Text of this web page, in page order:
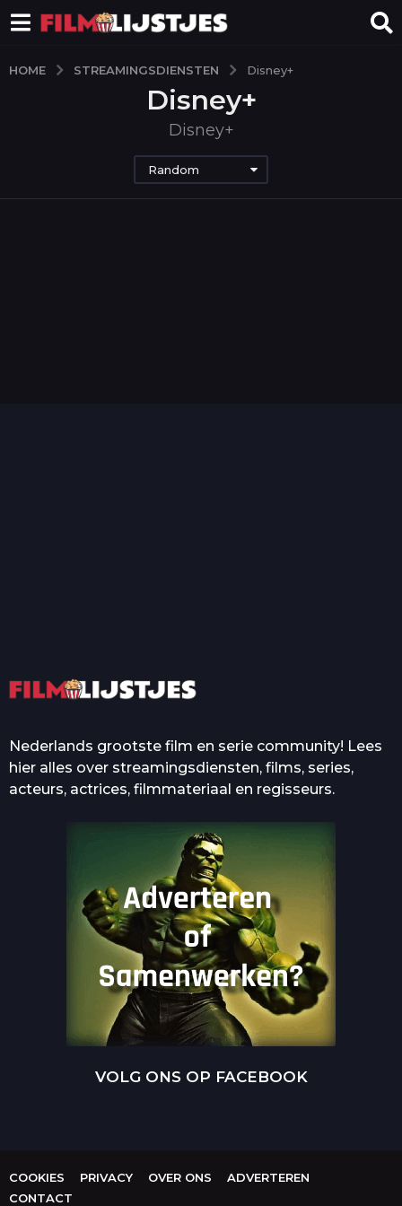
HOME STREAMINGSDIENSTEN Disney+
Disney+
Disney+
Random
Nederlands grootste film en serie community! Lees
hier alles over streamingsdiensten, films, series,
acteurs, actrices, filmmateriaal en regisseurs.
VOLG ONS OP FACEBOOK
COOKIES PRIVACY OVER ONS
ADVERTEREN
CONTACT